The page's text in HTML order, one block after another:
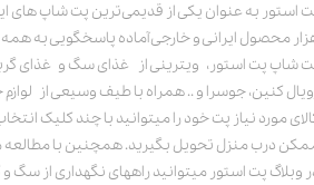
محصول ایرانی و خارجی آماده پاسخگویی به
شاپ پت استور، ویترینی از غذای سگ و غذای
کنین، جوسرا و .. همراه با طیف وسیعی از
مورد نیاز پت خود را میتوانید با چند کلیک
درب منزل تحویل بگیرید. همچنین با مطالعه
وبلاگ پت استور میتوانید راههای نگهداری از سگ